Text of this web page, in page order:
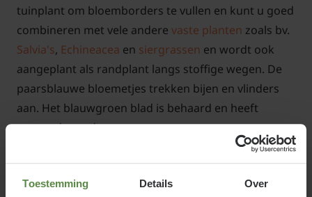
Toestemming Details Over
tuinplant om bloemborders te vullen en kunt u goed
combineren met vele andere vaste planten zoals bv.
Salvia's, Echineacea en siergrassen en wordt ook
aangeplant als randplant langs stoffige wegen. De
paarsblauwe bloemetjes trekken bijen en vlinders
aan. Het blauwgroen blad is behaard en heeft
gezaagde randen.